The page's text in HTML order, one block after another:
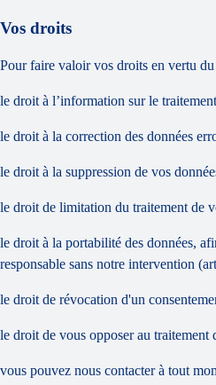
Vos droits
Pour faire valoir vos droits en vertu
le droit à l’information sur le
le droit à la correction des données
le droit à la suppression de vos
le droit de limitation du traitement de
le droit à la portabilité des données,
responsable sans notre intervention
le droit de révocation d'un
le droit de vous opposer au
vous pouvez nous contacter à tout